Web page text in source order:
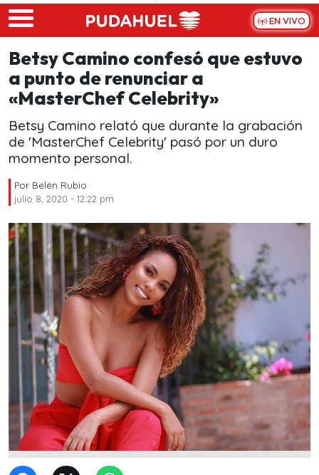
Skip to main content
EN VIVO
Betsy Camino confesó que estuvo
a punto de renunciar a
«MasterChef Celebrity»
Betsy Camino relató que durante la grabación
de 'MasterChef Celebrity' pasó por un duro
momento personal.
Por Belén Rubio
julio 8, 2020 - 12:22 pm